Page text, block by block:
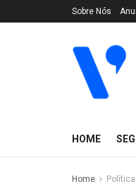
Sobre Nós
HOME
Home Política